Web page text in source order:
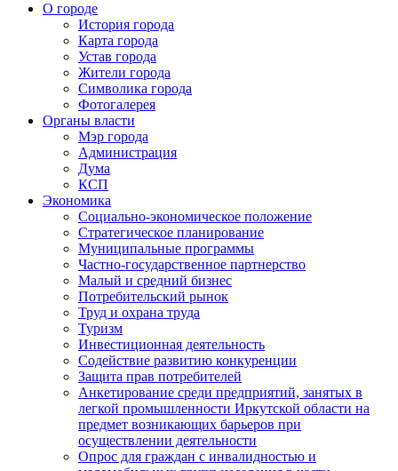
О городе
История города
Карта города
Устав города
Жители города
Символика города
Фотогалерея
Органы власти
Мэр города
Администрация
Дума
КСП
Экономика
Социально-экономическое положение
Стратегическое планирование
Муниципальные программы
Частно-государственное партнерство
Малый и средний бизнес
Потребительский рынок
Труд и охрана труда
Туризм
Инвестиционная деятельность
Содействие развитию конкуренции
Защита прав потребителей
Анкетирование среди предприятий, занятых в
легкой промышленности Иркутской области на
предмет возникающих барьеров при
осуществлении деятельности
Опрос для граждан с инвалидностью и